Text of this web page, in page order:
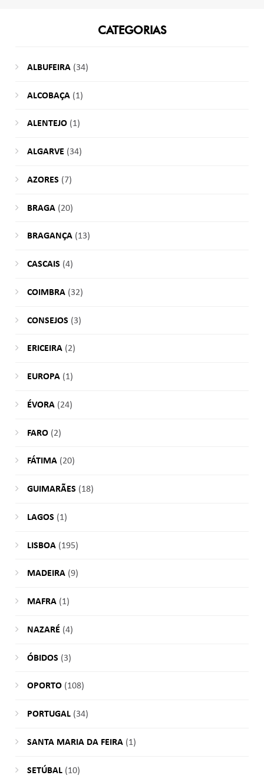
CATEGORIAS
ALBUFEIRA(34)
ALCOBAÇA(1)
ALENTEJO(1)
ALGARVE (34)
AZORES (7)
BRAGA(20)
BRAGANÇA(13)
CASCAIS (4)
COIMBRA(32)
CONSEJOS (3)
ERICEIRA(2)
EUROPA(1)
ÉVORA(24)
FARO(2)
FÁTIMA(20)
GUIMARÃES (18)
LAGOS (1)
LISBOA(195)
MADEIRA(9)
MAFRA(1)
NAZARÉ (4)
ÓBIDOS (3)
OPORTO(108)
PORTUGAL(34)
SANTA MARIA DA FEIRA(1)
SETÚBAL(10)